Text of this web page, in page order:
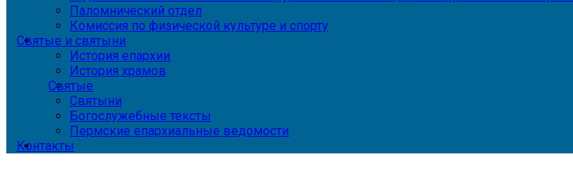
Паломнический отдел
Комиссия по физической культуре и спорту
Святые и святыни
История епархии
История храмов
Святые
Святыни
Богослужебные тексты
Пермские епархиальные ведомости
Контакты